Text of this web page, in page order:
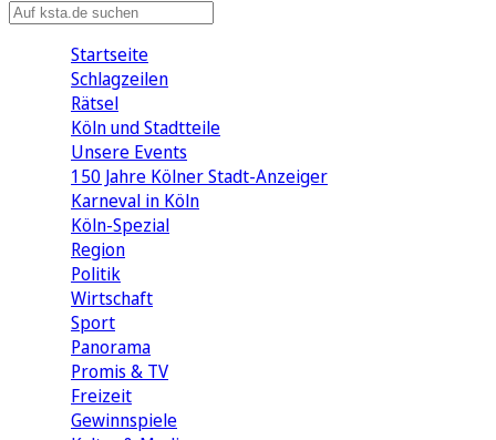
Startseite
Schlagzeilen
Rätsel
Köln und Stadtteile
Unsere Events
150 Jahre Kölner Stadt-Anzeiger
Karneval in Köln
Köln-Spezial
Region
Politik
Wirtschaft
Sport
Panorama
Promis & TV
Freizeit
Gewinnspiele